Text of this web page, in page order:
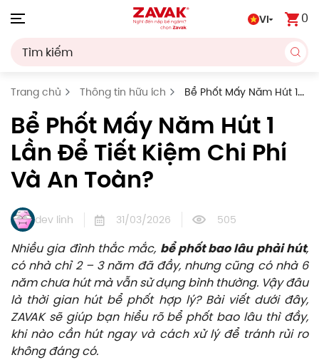
VI 0
Trang chủ Thông tin hữu ích
Bể Phốt Mấy Năm Hút 1
Lần Để Tiết Kiệm Chi Phí Và An Toàn?
Bể Phốt Mấy Năm Hút 1
Lần Để Tiết Kiệm Chi Phí
Và An Toàn?
dev linh 31/03/2026 505
Nhiều gia đình thắc mắc, bể phốt bao lâu phải hút,
có nhà chỉ 2 – 3 năm đã đầy, nhưng cũng có nhà 6
năm chưa hút mà vẫn sử dụng bình thường. Vậy đâu
là thời gian hút bể phốt hợp lý? Bài viết dưới đây,
ZAVAK sẽ giúp bạn hiểu rõ bể phốt bao lâu thì đầy,
khi nào cần hút ngay và cách xử lý để tránh rủi ro
không đáng có.